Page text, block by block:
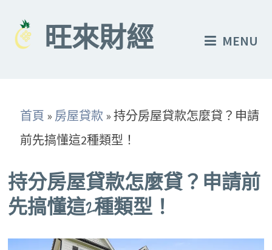
content
旺來財經 MENU
首頁 » 房屋貸款 »持分房屋貸款怎麼貸？申請
前先搞懂這2種類型！
持分房屋貸款怎麼貸？申請前
先搞懂這2種類型！